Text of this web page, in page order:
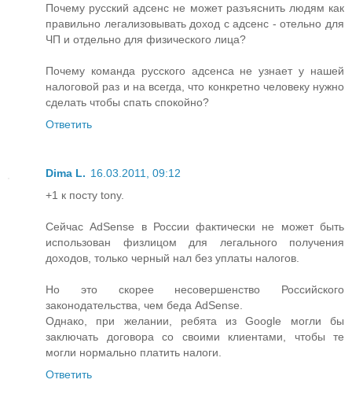
Почему русский адсенс не может разъяснить людям как
правильно легализовывать доход с адсенс - отельно для
ЧП и отдельно для физического лица?
Почему команда русского адсенса не узнает у нашей
налоговой раз и на всегда, что конкретно человеку нужно
сделать чтобы спать спокойно?
Ответить
Dima L. 16.03.2011, 09:12
+1 к посту tony.
Сейчас AdSense в России фактически не может быть
использован физлицом для легального получения
доходов, только черный нал без уплаты налогов.
Но это скорее несовершенство Российского
законодательства, чем беда AdSense.
Однако, при желании, ребята из Google могли бы
заключать договора со своими клиентами, чтобы те
могли нормально платить налоги.
Ответить